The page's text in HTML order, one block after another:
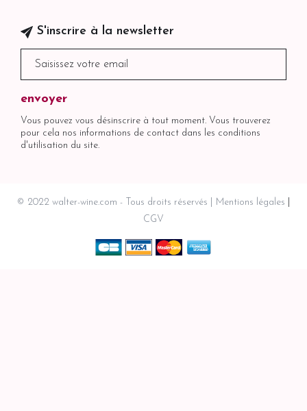
S'inscrire à la newsletter
Vous pouvez vous désinscrire à tout moment. Vous trouverez
pour cela nos informations de contact dans les conditions
d'utilisation du site.
© 2022 walter-wine.com - Tous droits réservés
Mentions légales
CGV